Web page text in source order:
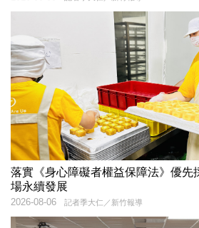
落實《身心障礙者權益保障法》優
場永續發展
記者季大仁／新竹報導
2026-08-06